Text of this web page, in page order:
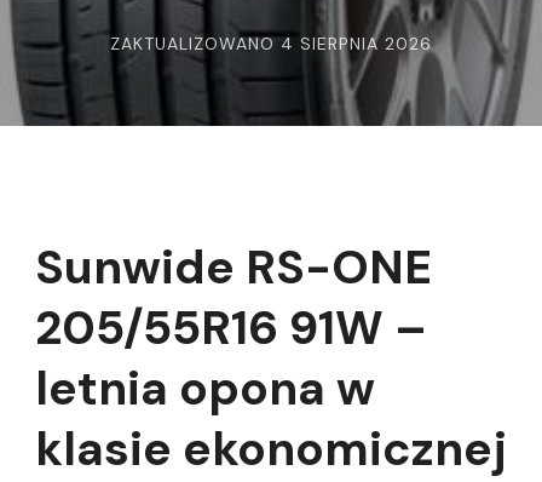
ZAKTUALIZOWANO4 SIERPNIA 2026
Sunwide RS-ONE
205/55R16 91W –
letnia opona w
klasie ekonomicznej